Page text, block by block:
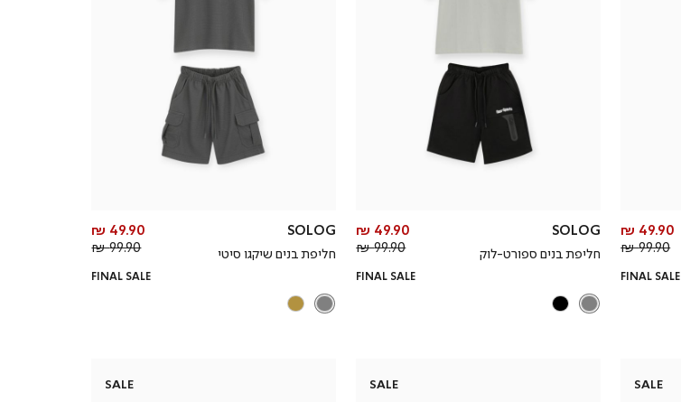
מחיר
מוצר
49.90 ₪
מחיר
99.90 ₪
FINAL SALE
SOLOG
חליפת בנים ספורט-לוק
מחיר
מוצר
49.90 ₪
מחיר
99.90 ₪
FINAL SALE
SOLOG
חליפת בנים שיקגו סיטי
מחיר
מוצר
49.90 ₪
מחיר
99.90 ₪
FINAL SALE
SALE
SALE
SALE